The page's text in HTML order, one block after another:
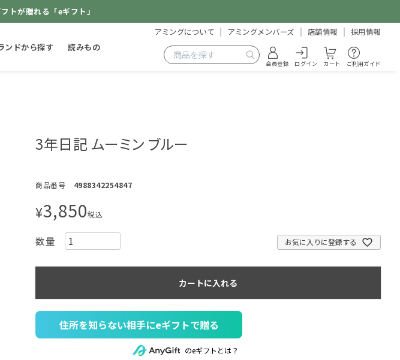
トが贈れる「eギフト」
ンドから探す 読みもの
アミングについて アミングメンバーズ 店舗情報 採用情報
会員登録 ログイン カート ご利用ガイド
3年日記 ムーミン ブルー
商品番号 4988342254847
¥3,850税込
お気に入りに登録する
カートに入れる
住所を知らない相手にeギフトで贈る
のeギフトとは？